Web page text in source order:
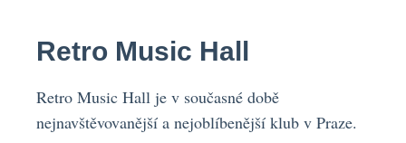
Retro Music Hall
Retro Music Hall je v současné době
nejnavštěvovanější a nejoblíbenější klub v Praze.